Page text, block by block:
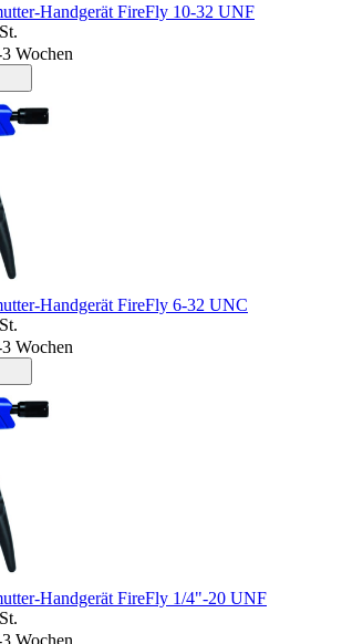
Handgerät FireFly 10-32 UNF
Wochen
Handgerät FireFly 6-32 UNC
Wochen
Handgerät FireFly 1/4"-20 UNF
Wochen